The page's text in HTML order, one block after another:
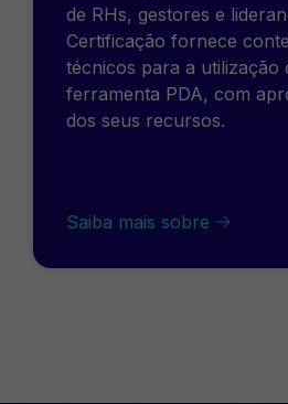
de RHs, gestores e
Certificação fornece
técnicos para a utilização
ferramenta PDA, com
dos seus recursos.
Saiba mais sobre